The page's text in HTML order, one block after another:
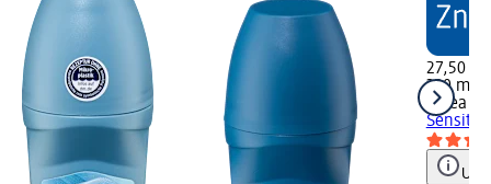
27,50 Kč
300 ml
Balea